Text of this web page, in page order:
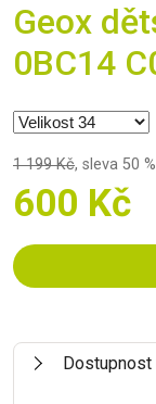
Geox
0BC14
1 199 Kč, sleva 50 %
600 Kč
Dostupnost